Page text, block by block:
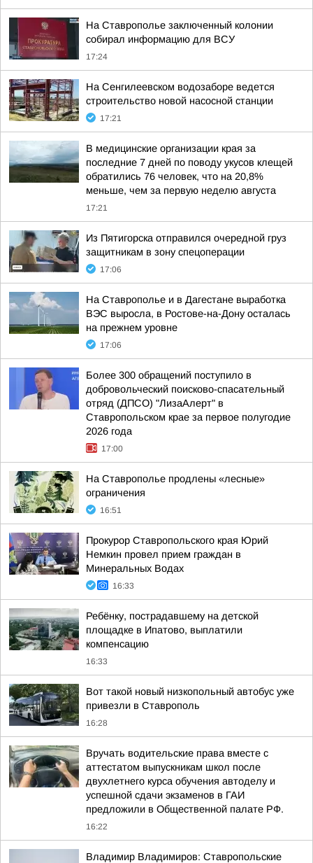
На Ставрополье заключенный колонии
собирал информацию для ВСУ
17:24
На Сенгилеевском водозаборе ведется
строительство новой насосной станции
17:21
В медицинские организации края за
последние 7 дней по поводу укусов клещей
обратились 76 человек, что на 20,8%
меньше, чем за первую неделю августа
17:21
Из Пятигорска отправился очередной груз
защитникам в зону спецоперации
17:06
На Ставрополье и в Дагестане выработка
ВЭС выросла, в Ростове-на-Дону осталась
на прежнем уровне
17:06
Более 300 обращений поступило в
добровольческий поисково-спасательный
отряд (ДПСО) "ЛизаАлерт" в
Ставропольском крае за первое полугодие
2026 года
17:00
На Ставрополье продлены «лесные»
ограничения
16:51
Прокурор Ставропольского края Юрий
Немкин провел прием граждан в
Минеральных Водах
16:33
Ребёнку, пострадавшему на детской
площадке в Ипатово, выплатили
компенсацию
16:33
Вот такой новый низкопольный автобус уже
привезли в Ставрополь
16:28
Вручать водительские права вместе с
аттестатом выпускникам школ после
двухлетнего курса обучения автоделу и
успешной сдачи экзаменов в ГАИ
предложили в Общественной палате РФ.
16:22
Владимир Владимиров: Ставропольские